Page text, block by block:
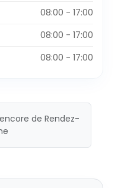
08:00 - 17:00
08:00 - 17:00
08:00 - 17:00
de Rendez-